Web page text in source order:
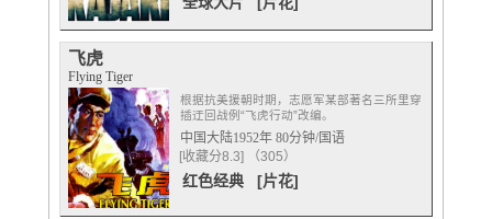
飞虎
Flying Tiger
根据抗美援朝时期，志愿军某部著名三所里穿
插迂回战例“飞虎行动”改编。
中国大陆1952年 80分钟/国语
[收藏分8.3] （305）
红色经典 [片花]